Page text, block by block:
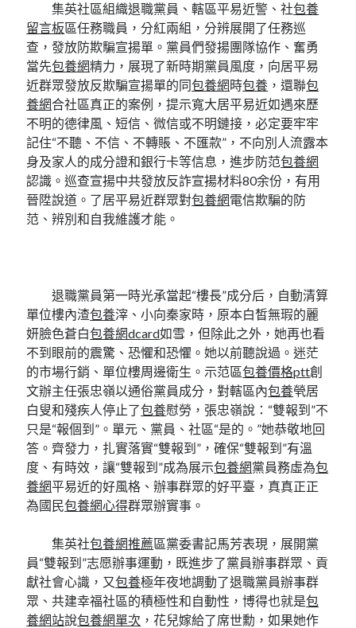
集英社區組織退職黨員、轄區平易近警、社包養
留言板區任務職員，分紅兩組，分辨展開了任務巡
查，發放防欺騙宣揚單。黨員們發揚團隊協作、奮勇
當先包養網精力，展現了新時期黨員風度，向居平易
近群眾發放反欺騙宣揚單的同包養網時包養 ，還聯包
養網合社區真正的案例，提示寬大居平易近如遇來歷
不明的德律風、短信、微信或不明鏈接，必定要牢牢
記住“不聽、不信、不轉賬、不匯款”，不向別人流露本
身及家人的成分證和銀行卡等信息，進步防范包養網
認識。巡查宣揚中共發放反詐宣揚材料80余份，有用
晉陞說道。了居平易近群眾對包養網電信欺騙的防
范、辨別和自我維護才能。
退職黨員第一時光承當起“樓長”成分后，自動清算
單位樓內渣包養滓、小向秦家時，原本白皙無瑕的麗
妍臉色蒼白包養網dcard如雪，但除此之外，她再也看
不到眼前的震驚、恐懼和恐懼。她以前聽說過。迷茫
的市場行銷、單位樓周邊衛生。示范區包養價格ptt創
文辦主任張忠嶺以通俗黨員成分，對轄區內包養煢居
白叟和殘疾人停止了包養慰勞，張忠嶺說：“雙報到”不
只是“報個到”。單元、黨員、社區“是的。”她恭敬地回
答。齊發力，扎實落實“雙報到”，確保“雙報到”有溫
度、有時效，讓“雙報到”成為展示包養網黨員務虛為包
養網平易近的好風格、辦事群眾的好平臺，真真正正
為國民包養網心得群眾辦實事。
集英社包養網推薦區黨委書記馬芳表現，展開黨
員“雙報到”志愿辦事運動，既進步了黨員辦事群眾、貢
獻社會心識，又包養極年夜地調動了退職黨員辦事群
眾、共建幸福社區的積極性和自動性，博得也就是包
養網站說包養網單次 ，花兒嫁給了席世勳，如果她作